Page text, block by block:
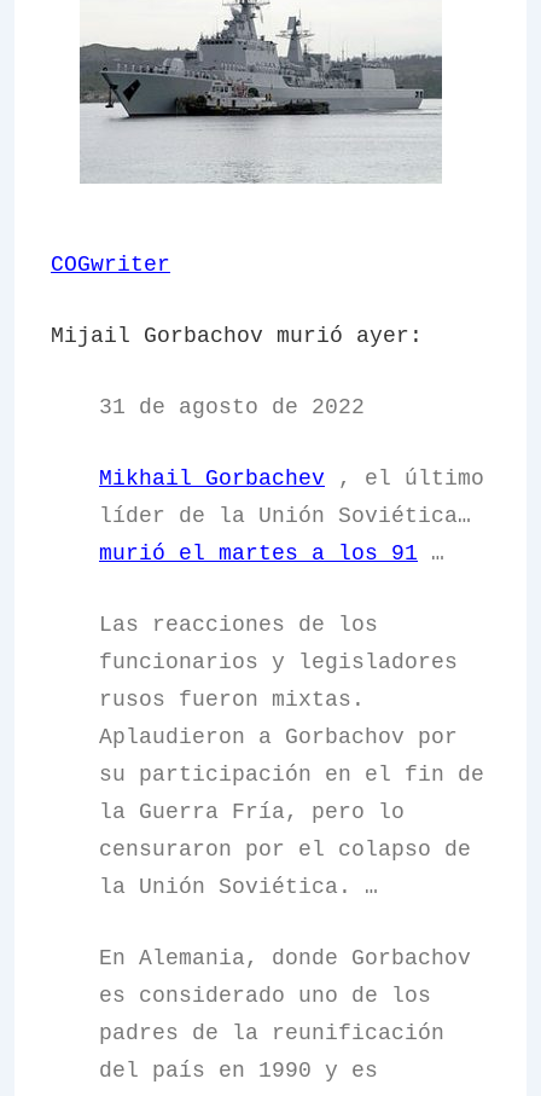
COGwriter
Mijail Gorbachov murió ayer:
31 de agosto de 2022
Mikhail Gorbachev , el último
líder de la Unión Soviética…
murió el martes a los 91 …
Las reacciones de los
funcionarios y legisladores
rusos fueron mixtas.
Aplaudieron a Gorbachov por
su participación en el fin de
la Guerra Fría, pero lo
censuraron por el colapso de
la Unión Soviética. …
En Alemania, donde Gorbachov
es considerado uno de los
padres de la reunificación
del país en 1990 y es